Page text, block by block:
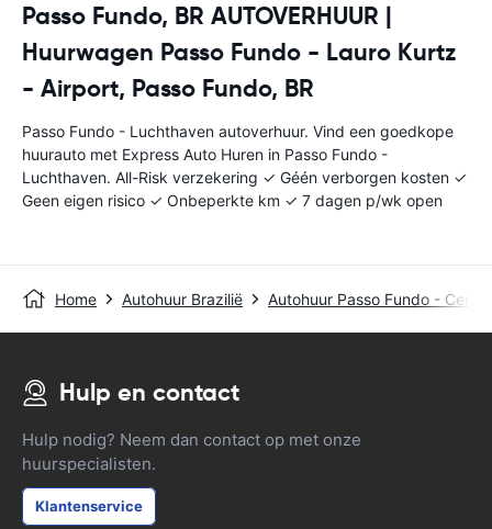
Passo Fundo, BR AUTOVERHUUR |
Huurwagen Passo Fundo - Lauro Kurtz
- Airport, Passo Fundo, BR
Passo Fundo - Luchthaven autoverhuur. Vind een goedkope
huurauto met Express Auto Huren in Passo Fundo -
Luchthaven. All-Risk verzekering ✓ Géén verborgen kosten ✓
Geen eigen risico ✓ Onbeperkte km ✓ 7 dagen p/wk open
Home Autohuur Brazilië Autohuur Passo Fundo -
Hulp en contact
Hulp nodig? Neem dan contact op met onze
huurspecialisten.
Klantenservice